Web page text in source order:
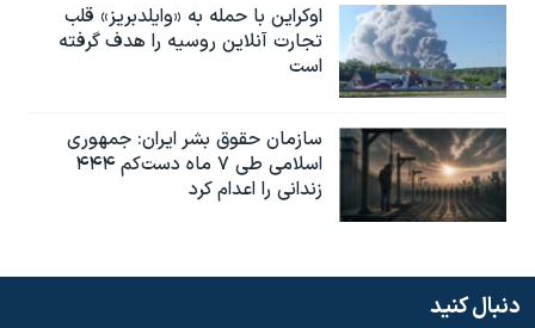
اوکراین با حمله به «وایلدبریز» قلب
تجارت آنلاین روسیه را هدف گرفته
است
سازمان حقوق بشر ایران: جمهوری
اسلامی طی ۷ ماه دست‌کم ۴۴۴
زندانی را اعدام کرد
دنبال کنید